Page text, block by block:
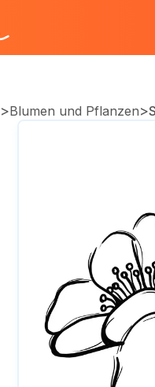
>Blumen und Pflanzen>